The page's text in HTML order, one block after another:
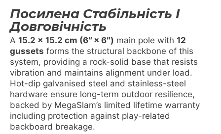
Посилена Стабільність І
Довговічність
A 15.2 x 15.2 cm (6″ × 6″) main pole with 12
gussets forms the structural backbone of this
system, providing a rock-solid base that resists
vibration and maintains alignment under load.
Hot-dip galvanised steel and stainless-steel
hardware ensure long-term outdoor resilience,
backed by MegaSlam’s limited lifetime warranty
including protection against play-related
backboard breakage.